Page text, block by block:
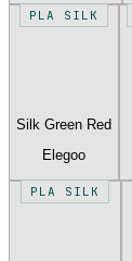
PLA SILK
Silk Green Red
Elegoo
PLA SILK